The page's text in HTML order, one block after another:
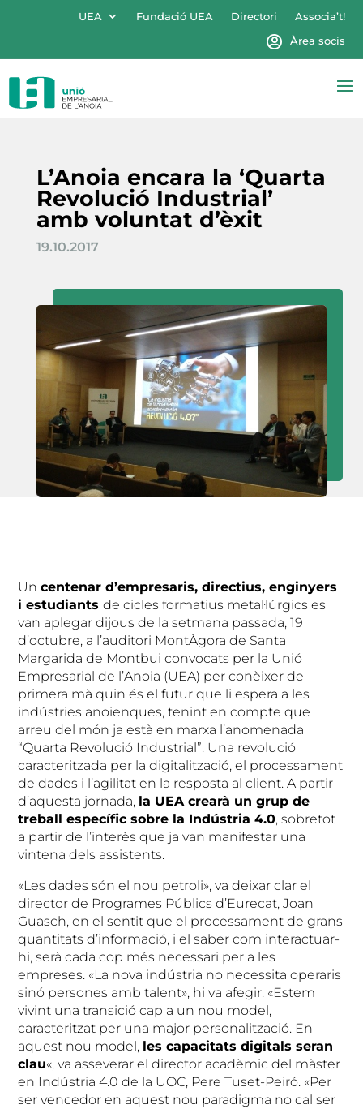
UEA Fundació UEA Directori
Associa’t!
Àrea socis
L’Anoia encara la ‘Quarta
Revolució Industrial’
amb voluntat d’èxit
19.10.2017
Uncentenar d’empresaris, directius, enginyers
i estudiantsde cicles formatius metal·lúrgics es
van aplegar dijous de la setmana passada, 19
d’octubre, a l’auditori MontÀgora de Santa
Margarida de Montbui convocats per la Unió
Empresarial de l’Anoia (UEA) per conèixer de
primera mà quin és el futur que li espera a les
indústries anoienques, tenint en compte que
arreu del món ja està en marxa l’anomenada
“Quarta Revolució Industrial”. Una revolució
caracteritzada per la digitalització, el processament
de dades i l’agilitat en la resposta al client. A partir
d’aquesta jornada, la UEA crearà un grup de
treball específic sobre la Indústria 4.0, sobretot
a partir de l’interès que ja van manifestar una
vintena dels assistents.
«Les dades són el nou petroli», va deixar clar el
director de Programes Públics d’Eurecat, Joan
Guasch, en el sentit que el processament de grans
quantitats d’informació, i el saber com interactuar-
hi, serà cada cop més necessari per a les
empreses. «La nova indústria no necessita operaris
sinó persones amb talent», hi va afegir. «Estem
vivint una transició cap a un nou model,
caracteritzat per una major personalització. En
aquest nou model, les capacitats digitals seran
clau«, va asseverar el director acadèmic del màster
en Indústria 4.0 de la UOC, Pere Tuset-Peiró. «Per
ser vencedor en aquest nou paradigma no cal ser